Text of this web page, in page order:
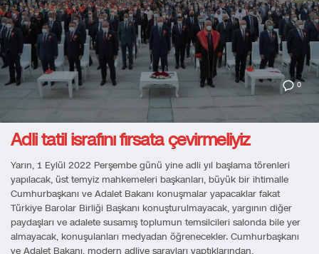
0
Adli tatil israfını fırsata çevirmeliyiz
Yarın, 1 Eylül 2022 Perşembe günü yine adli yıl başlama törenleri
yapılacak, üst temyiz mahkemeleri başkanları, büyük bir ihtimalle
Cumhurbaşkanı ve Adalet Bakanı konuşmalar yapacaklar fakat
Türkiye Barolar Birliği Başkanı konuşturulmayacak, yargının diğer
paydaşları ve adalete susamış toplumun temsilcileri salonda bile yer
almayacak, konuşulanları medyadan öğrenecekler. Cumhurbaşkanı
ve Adalet Bakanı, modern adliye sarayları yaptıklarından,